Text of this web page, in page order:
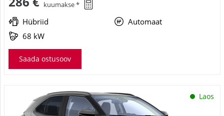
kuumakse *
Hübriid
Automaat
68 kW
Saada ostusoov
Laos